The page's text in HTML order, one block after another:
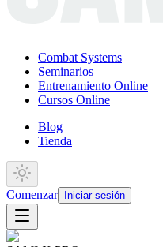
Combat Systems
Seminarios
Entrenamiento Online
Cursos Online
Blog
Tienda
Comenzar Iniciar sesión